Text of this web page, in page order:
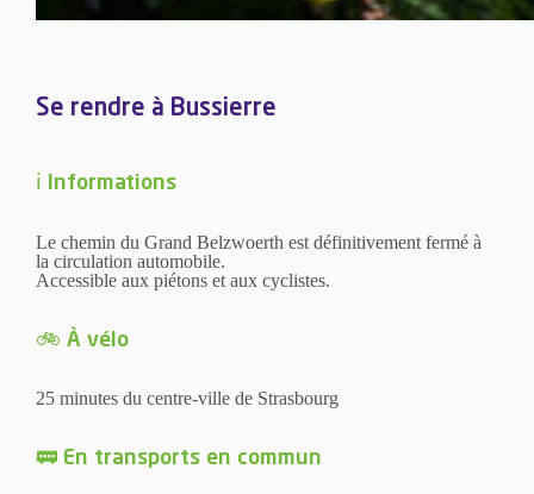
Se rendre à Bussierre
ℹ️ Informations
Le chemin du Grand Belzwoerth est définitivement fermé à
la circulation automobile.
Accessible aux piétons et aux cyclistes.
🚲 À vélo
25 minutes du centre-ville de Strasbourg
🚃 En transports en commun